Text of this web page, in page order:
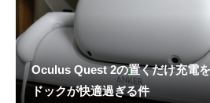
Oculus Quest 2の置くだけ充電
ドックが快適過ぎる件